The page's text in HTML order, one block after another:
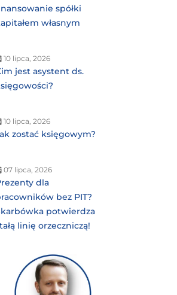
spółki
własnym
10 lipca, 2026
jest asystent ds.
10 lipca, 2026
zostać księgowym?
07 lipca, 2026
dla
bez PIT?
potwierdza
linię orzeczniczą!